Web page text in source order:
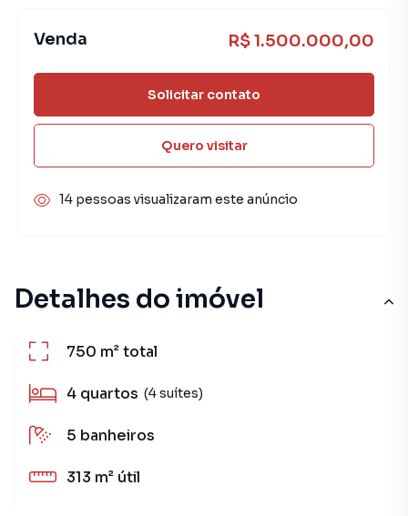
Detalhes do imóvel
750 m²total
4 quartos (4 suítes)
5 banheiros
313 m² útil
Venda R$ 1.500.000,00
Solicitar contato
Quero visitar
14 pessoas visualizaram este anúncio